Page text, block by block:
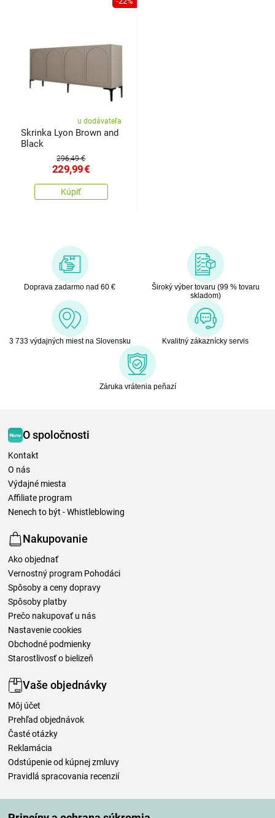
u dodávateľa
Skrinka Lyon Brown and
Black
296,49 €
229,99€
Kúpiť
Doprava zadarmo nad 60 €
Široký výber tovaru (99 % tovaru
skladom)
3 733 výdajných miest na Slovensku Kvalitný zákaznícky servis
Záruka vrátenia peňazí
O spoločnosti
Kontakt
O nás
Výdajné miesta
Affiliate program
Nenech to být - Whistleblowing
Nakupovanie
Ako objednať
Vernostný program Pohodáci
Spôsoby a ceny dopravy
Spôsoby platby
Prečo nakupovať u nás
Nastavenie cookies
Obchodné podmienky
Starostlivosť o bielizeň
Vaše objednávky
Môj účet
Prehľad objednávok
Časté otázky
Reklamácia
Odstúpenie od kúpnej zmluvy
Pravidlá spracovania recenzií